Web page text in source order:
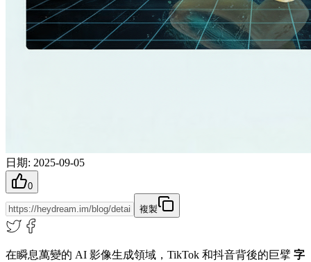
日期: 2025-09-05
0
複製
在瞬息萬變的 AI 影像生成領域，TikTok 和抖音背後的巨擘 字